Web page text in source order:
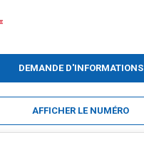
DEMANDE D'INFORMATIONS
AFFICHER LE NUMÉRO